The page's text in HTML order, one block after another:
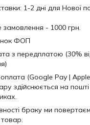
1-2 дні для Нової
замовлення - 1000 грн.
ФОП
з передплатою (30%
(Google Pay |
здійснюється на
браку ми